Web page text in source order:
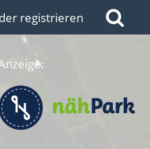
registrieren